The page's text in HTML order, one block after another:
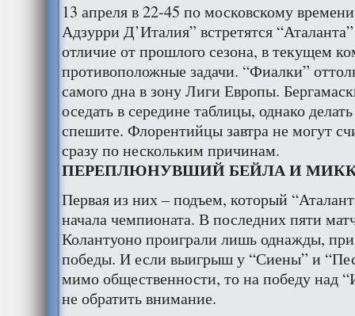
13 апреля в 22-45 по московскому
Адзурри Д’Италия” встретятся
отличие от прошлого сезона, в текущем
противоположные задачи. “Фиалки”
самого дна в зону Лиги Европы.
оседать в середине таблицы, однако
спешите. Флорентийцы завтра не могут
сразу по нескольким причинам.
ПЕРЕПЛЮНУВШИЙ БЕЙЛА И
Первая из них – подъем, который
начала чемпионата. В последних пяти
Колантуоно проиграли лишь однажды,
победы. И если выигрыш у “Сиены” и
мимо общественности, то на победу над
не обратить внимание.